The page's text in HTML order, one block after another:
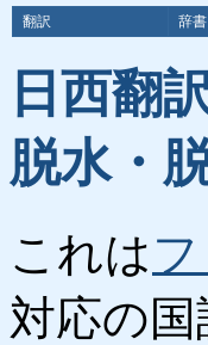
翻訳 辞書
日西翻
脱水・
これは
対応の